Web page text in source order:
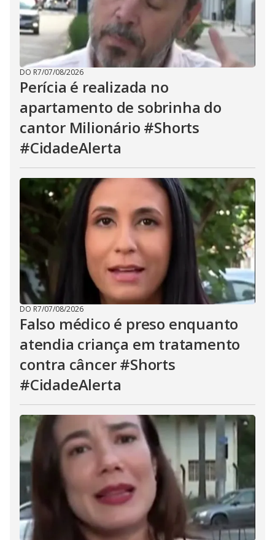
DO R7/07/08/2026
Perícia é realizada no
apartamento de sobrinha do
cantor Milionário #Shorts
#CidadeAlerta
DO R7/07/08/2026
Falso médico é preso enquanto
atendia criança em tratamento
contra câncer #Shorts
#CidadeAlerta